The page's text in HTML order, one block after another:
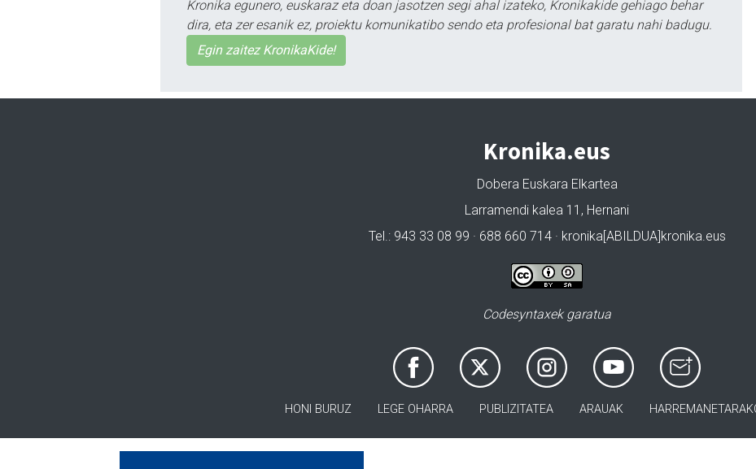
Kronika egunero, euskaraz eta doan jasotzen segi ahal izateko, Kronikakide gehiago behar
dira, eta zer esanik ez, proiektu komunikatibo sendo eta profesional bat garatu nahi badugu.
Egin zaitez KronikaKide!
Kronika.eus
Dobera Euskara Elkartea
Larramendi kalea 11, Hernani
Tel.: 943 33 08 99 · 688 660 714 · kronika[ABILDUA]kronika.eus
Codesyntaxek garatua
HONI BURUZ LEGE OHARRA PUBLIZITATEA ARAUAK